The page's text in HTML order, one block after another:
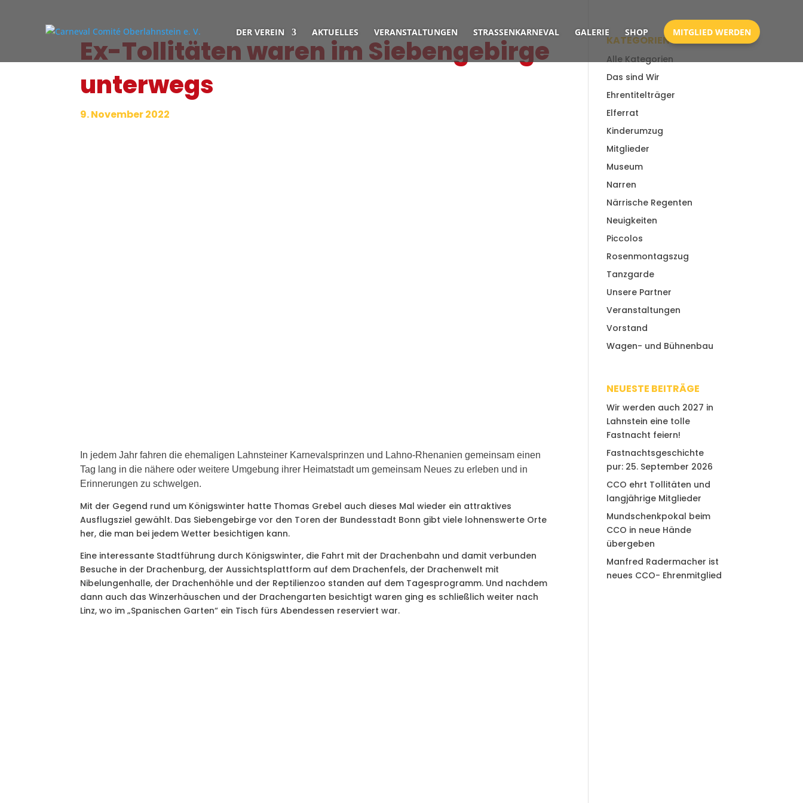
DER VEREIN AKTUELLES VERANSTALTUNGEN STRASSENKARNEVAL GALERIE SHOP MITGLIED WERDEN
Ex-Tollitäten waren im Siebengebirge
unterwegs
9. November 2022
In jedem Jahr fahren die ehemaligen Lahnsteiner Karnevalsprinzen und Lahno-Rhenanien gemeinsam einen
Tag lang in die nähere oder weitere Umgebung ihrer Heimatstadt um gemeinsam Neues zu erleben und in
Erinnerungen zu schwelgen.
Mit der Gegend rund um Königswinter hatte Thomas Grebel auch dieses Mal wieder ein attraktives
Ausflugsziel gewählt. Das Siebengebirge vor den Toren der Bundesstadt Bonn gibt viele lohnenswerte Orte
her, die man bei jedem Wetter besichtigen kann.
Eine interessante Stadtführung durch Königswinter, die Fahrt mit der Drachenbahn und damit verbunden
Besuche in der Drachenburg, der Aussichtsplattform auf dem Drachenfels, der Drachenwelt mit
Nibelungenhalle, der Drachenhöhle und der Reptilienzoo standen auf dem Tagesprogramm. Und nachdem
dann auch das Winzerhäuschen und der Drachengarten besichtigt waren ging es schließlich weiter nach
Linz, wo im „Spanischen Garten“ ein Tisch fürs Abendessen reserviert war.
KATEGORIEN
Alle Kategorien
Das sind Wir
Ehrentitelträger
Elferrat
Kinderumzug
Mitglieder
Museum
Narren
Närrische Regenten
Neuigkeiten
Piccolos
Rosenmontagszug
Tanzgarde
Unsere Partner
Veranstaltungen
Vorstand
Wagen- und Bühnenbau
NEUESTE BEITRÄGE
Wir werden auch 2027 in
Lahnstein eine tolle
Fastnacht feiern!
Fastnachtsgeschichte
pur: 25. September 2026
CCO ehrt Tollitäten und
langjährige Mitglieder
Mundschenkpokal beim
CCO in neue Hände
übergeben
Manfred Radermacher ist
neues CCO- Ehrenmitglied